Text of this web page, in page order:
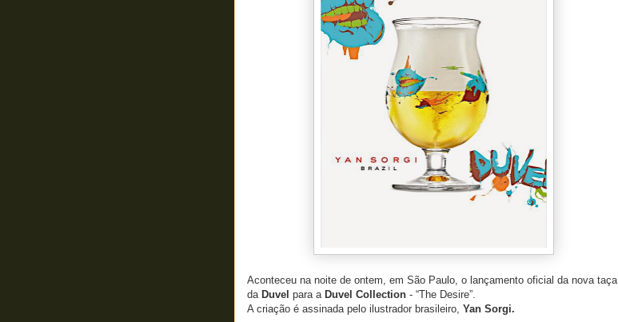
Aconteceu na noite de ontem, em São Paulo, o lançamento oficial da nova taça
da Duvel para a Duvel Collection - “The Desire”.
A criação é assinada pelo ilustrador brasileiro, Yan Sorgi.